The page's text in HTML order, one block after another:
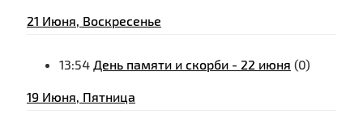
21 Июня, Воскресенье
13:54 День памяти и скорби - 22 июня (0)
19 Июня, Пятница